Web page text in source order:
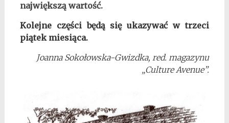
największą wartość.
Kolejne części będą się ukazywać w trzeci
piątek miesiąca.
Joanna Sokołowska-Gwizdka, red. magazynu
„Culture Avenue”.